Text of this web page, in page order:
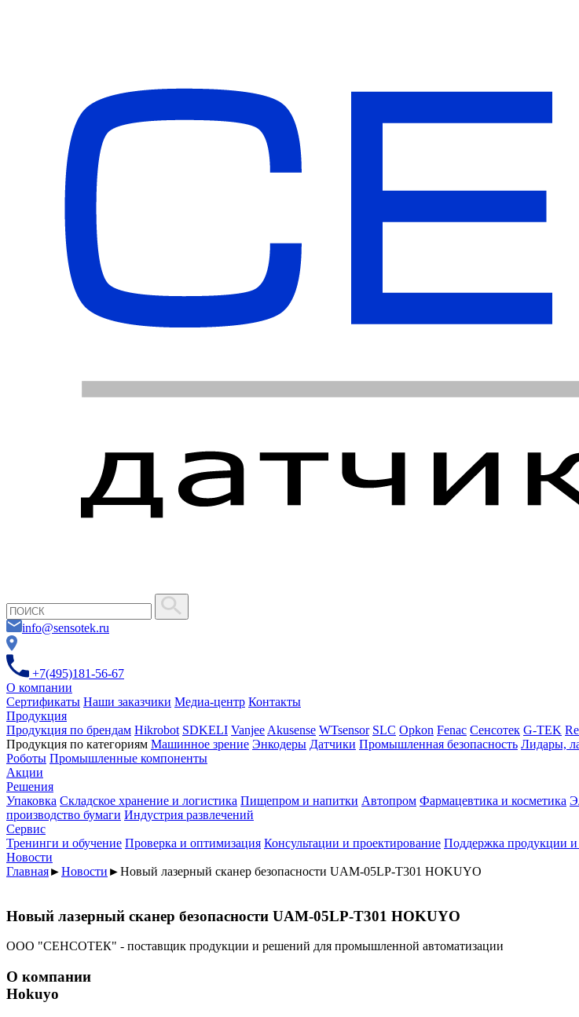
info@sensotek.ru
+7(495)181-56-67
О компании
Сертификаты Наши заказчики Медиа-центр Контакты
Продукция
Продукция по брендам Hikrobot SDKELI Vanjee Akusense WTsensor SLC Opkon Fenac Сенсотек G-TEK
Продукция по категориям Машинное зрение Энкодеры Датчики Промышленная безопасность Лидары,
Роботы Промышленные компоненты
Акции
Решения
Упаковка Складское хранение и логистика Пищепром и напитки Автопром Фармацевтика и косметика
производство бумаги Индустрия развлечений
Сервис
Тренинги и обучение Проверка и оптимизация Консультации и проектирование Поддержка продукции и
Новости
Главная►Новости ►Новый лазерный сканер безопасности UAM-05LP-T301 HOKUYO
Новый лазерный сканер безопасности UAM-05LP-T301 HOKUYO
ООО "СЕНСОТЕК" - поставщик продукции и решений для промышленной автоматизации
О компании
Hokuyo